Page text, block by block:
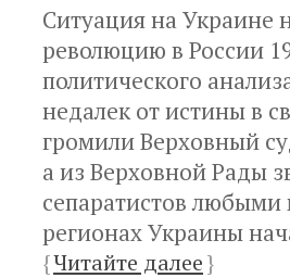
Ситуация на Украине
революцию в России
политического
недалек от истины в
громили Верховный
а из Верховной Рады
сепаратистов
регионах Украины
{Читайте далее}